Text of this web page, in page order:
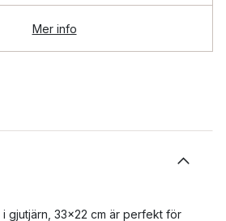
Mer info
gjutjärn, 33x22 cm är perfekt för